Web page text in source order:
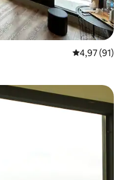
4,97 de uma
4,97 (91)